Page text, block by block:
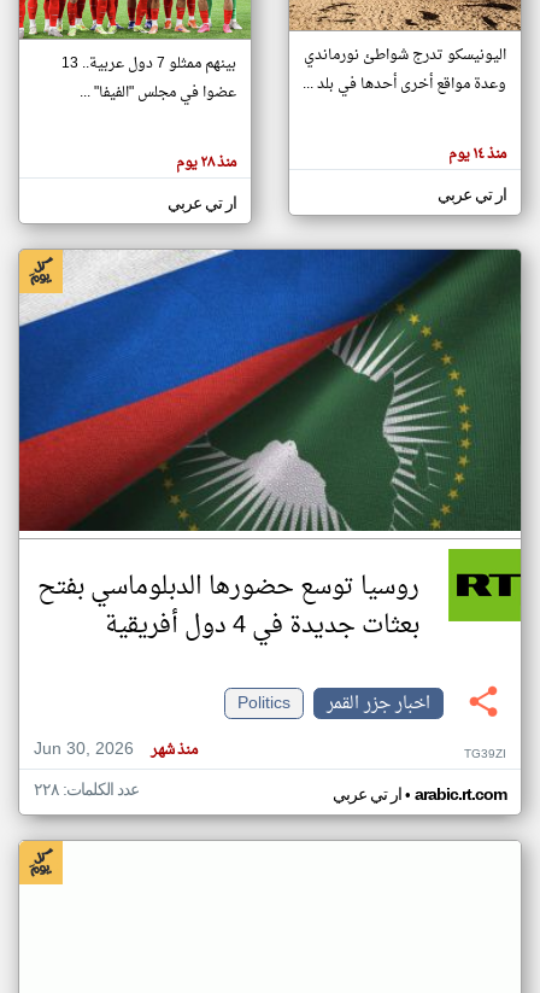
تغيير الدولة
اخبار جزر القمر على مدار الساعة
أهم اخبار جزر القمر العاجلة والمباشرة
هنا عن
وجهة
كاتبيها.
اليونيسكو تدرج شواطئ نورماندي
وعدة مواقع أخرى أحدها في بلد ...
منذ ١٤ يوم
ار تي عربي
بينهم ممثلو 7 دول عربية.. 13
عضوا في مجلس "الفيفا" ...
منذ ٢٨ يوم
ار تي عربي
روسيا توسع حضورها الدبلوماسي بفتح
بعثات جديدة في 4 دول أفريقية
اخبار جزر القمر
Politics
Jun 30, 2026
منذ شهر TG39ZI
ار تي عربي• arabic.rt.com عدد الكلمات: ٢٢٨
klyoum.com